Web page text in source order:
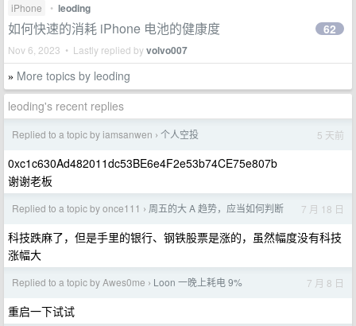
iPhone • leoding
如何快速的消耗 iPhone 电池的健康度
Nov 6, 2023 • Lastly replied byvolvo007
62
» More topics by leoding
leoding's recent replies
Replied to a topic by iamsanwen › 个人空投 5 天前
0xc1c630Ad482011dc53BE6e4F2e53b74CE75e807b
谢谢老板
Replied to a topic by once111 › 周五的大 A 趋势，应当如何判断 7 月 18 日
科技跌麻了，但是手里的银行、钢铁股票是涨的，虽然幅度没有科技
涨幅大
Replied to a topic by Awes0me › Loon 一晚上耗电 9% 7 月 8 日
重启一下试试